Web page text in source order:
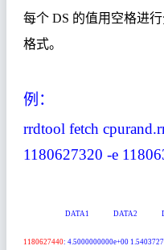
每个DS 的值用空格进
格式。
例：
rrdtool fetch
1180627320 -e
DATA1 DATA2
1180627440: 4.5000000000e+00